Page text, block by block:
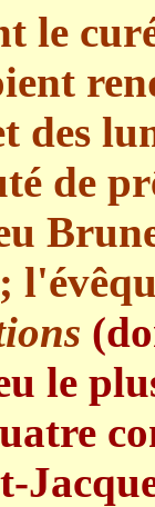
le
des
de
le